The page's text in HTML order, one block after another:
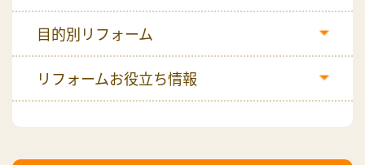
目的別リフォーム
リフォームお役立ち情報